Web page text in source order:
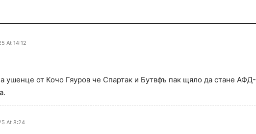
At 14:12
ушенце от Кочо Гяуров че Спартак и Бутвфъ пак щяло да стане АФД-
At 8:24